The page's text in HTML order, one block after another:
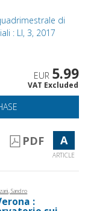
di
: LI, 3, 2017
EUR 5.99
VAT Excluded
PDF A
ARTICLE
Sandro
: